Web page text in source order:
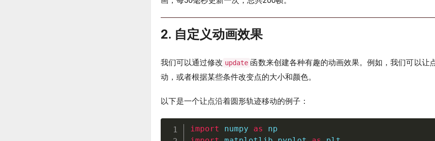
2. 自定义动画效果
我们可以通过修改 update 函数来创建各种有趣的动画效果。例如，我们可以让
动，或者根据某些条件改变点的大小和颜色。
以下是一个让点沿着圆形轨迹移动的例子：
import numpy as